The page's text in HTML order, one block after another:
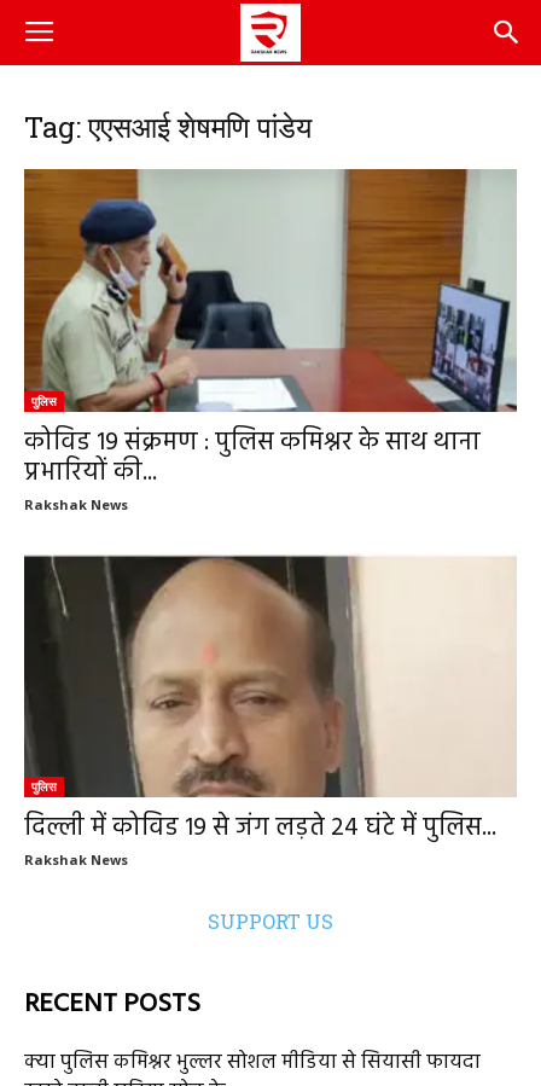
Tag: एएसआई शेषमणि पांडेय
पुलिस
कोविड 19 संक्रमण : पुलिस कमिश्नर के साथ थाना
प्रभारियों की...
Rakshak News
पुलिस
दिल्ली में कोविड 19 से जंग लड़ते 24 घंटे में पुलिस...
Rakshak News
SUPPORT US
RECENT POSTS
क्या पुलिस कमिश्नर भुल्लर सोशल मीडिया से सियासी फायदा